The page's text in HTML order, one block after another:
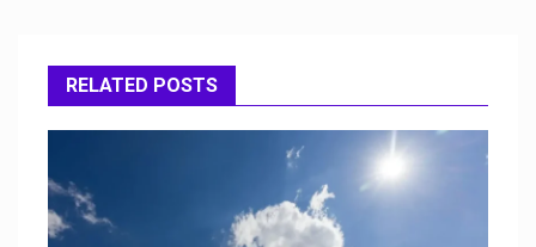
RELATED POSTS